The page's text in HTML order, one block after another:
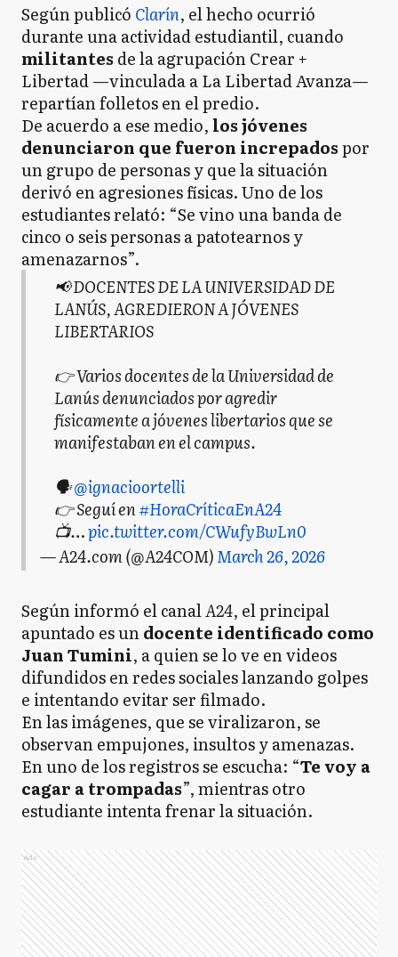
Según publicó Clarín, el hecho ocurrió
durante una actividad estudiantil, cuando
militantes de la agrupación Crear +
Libertad —vinculada a La Libertad Avanza—
repartían folletos en el predio.
De acuerdo a ese medio, los jóvenes
denunciaron que fueron increpadospor
un grupo de personas y que la situación
derivó en agresiones físicas. Uno de los
estudiantes relató: “Se vino una banda de
cinco o seis personas a patotearnos y
amenazarnos”.
📢 DOCENTES DE LA UNIVERSIDAD DE
LANÚS, AGREDIERON A JÓVENES
LIBERTARIOS
👉 Varios docentes de la Universidad de
Lanús denunciados por agredir
físicamente a jóvenes libertarios que se
manifestaban en el campus.
🗣️@ignacioortelli
👉 Seguí en#HoraCríticaEnA24
📺…pic.twitter.com/CWufyBwLn0
— A24.com (@A24COM)March 26, 2026
Según informó el canalA24, el principal
apuntado es undocente identificado como
Juan Tumini, a quien se lo ve en videos
difundidos en redes sociales lanzando golpes
e intentando evitar ser filmado.
En las imágenes, que se viralizaron, se
observan empujones, insultos y amenazas.
En uno de los registros se escucha: “Te voy a
cagar a trompadas”, mientras otro
estudiante intenta frenar la situación.
Ads